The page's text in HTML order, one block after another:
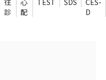
診
配
D